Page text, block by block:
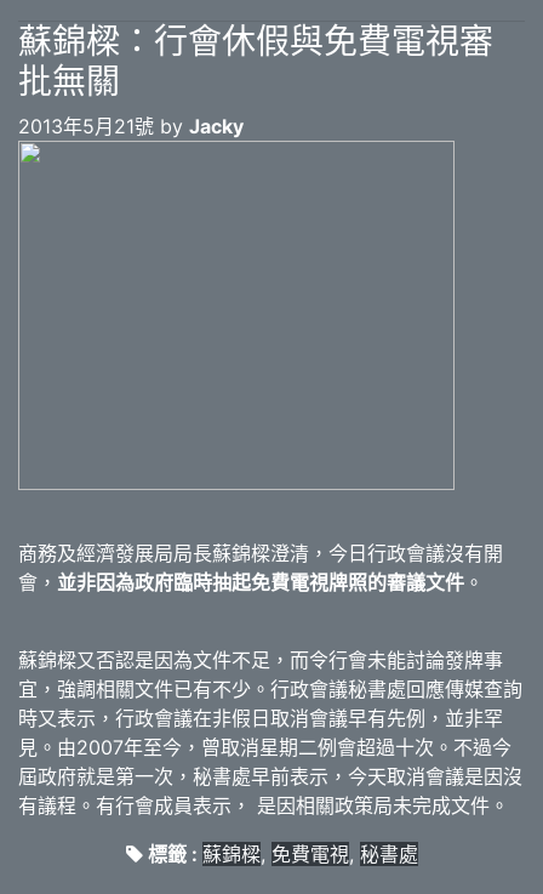
蘇錦樑：行會休假與免費電視審
批無關
2013年5月21號 by Jacky
商務及經濟發展局局長蘇錦樑澄清，今日行政會議沒有開
會， 並非因為政府臨時抽起免費電視牌照的審議文件 。
蘇錦樑又否認是因為文件不足，而令行會未能討論發牌事
宜，強調相關文件已有不少。行政會議秘書處回應傳媒查詢
時又表示，行政會議在非假日取消會議早有先例，並非罕
見。由2007年至今，曾取消星期二例會超過十次。不過今
屆政府就是第一次，秘書處早前表示，今天取消會議是因沒
有議程。有行會成員表示， 是因相關政策局未完成文件。
標籤 : 蘇錦樑, 免費電視, 秘書處